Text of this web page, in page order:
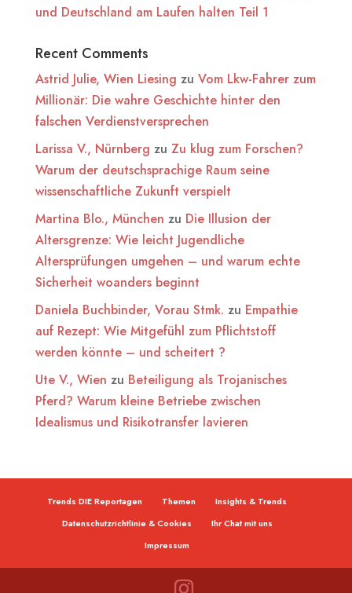
und Deutschland am Laufen halten Teil 1
Recent Comments
Astrid Julie, Wien Liesing zu Vom Lkw-Fahrer zum
Millionär: Die wahre Geschichte hinter den
falschen Verdienstversprechen
Larissa V., Nürnberg zu Zu klug zum Forschen?
Warum der deutschsprachige Raum seine
wissenschaftliche Zukunft verspielt
Martina Blo., München zu Die Illusion der
Altersgrenze: Wie leicht Jugendliche
Altersprüfungen umgehen – und warum echte
Sicherheit woanders beginnt
Daniela Buchbinder, Vorau Stmk. zu Empathie
auf Rezept: Wie Mitgefühl zum Pflichtstoff
werden könnte – und scheitert ?
Ute V., Wien zu Beteiligung als Trojanisches
Pferd? Warum kleine Betriebe zwischen
Idealismus und Risikotransfer lavieren
Trends DIE Reportagen Themen
Insights & Trends
Datenschutzrichtlinie & Cookies
Ihr Chat mit uns
Impressum